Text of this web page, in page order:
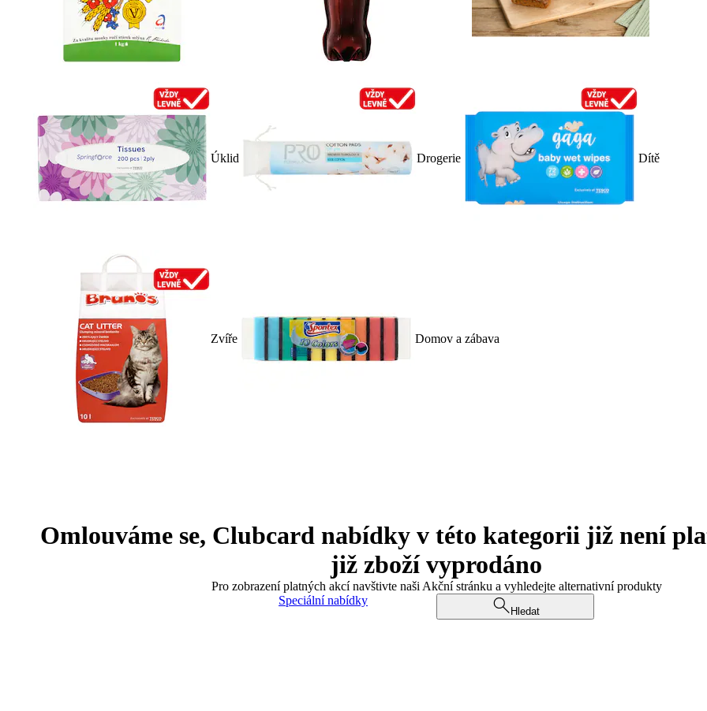
Úklid Drogerie Dítě
Zvíře Domov a zábava
Omlouváme se, Clubcard nabídky v této kategorii již není
již zboží vyprodáno
Pro zobrazení platných akcí navštivte naši Akční stránku a vyhledejte alternativní produkty
Speciální nabídky
Hledat